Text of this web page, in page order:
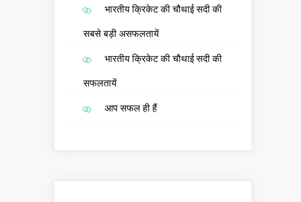
भारतीय क्रिकेट की चौथाई सदी की
सबसे बड़ी असफलतायें
भारतीय क्रिकेट की चौथाई सदी की
सफलतायें
आप सफल ही हैं